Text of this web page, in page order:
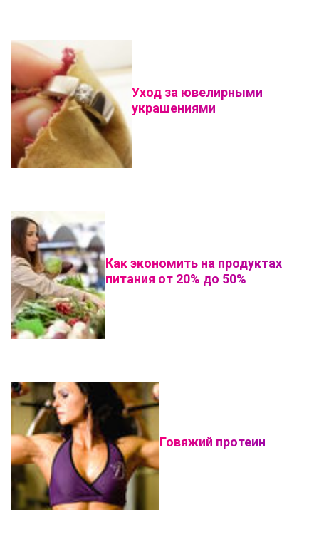
Уход за ювелирными
украшениями
Как экономить на продуктах
питания от 20% до 50%
Говяжий протеин